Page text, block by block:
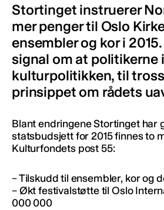
Stortinget instruerer
mer penger til Oslo
ensembler og kor i
signal om at politikerne
kulturpolitikken, til
prinsippet om rådets
Blant endringene Stortinget har
statsbudsjett for 2015 finnes to
Kulturfondets post 55:
– Tilskudd til ensembler, kor og
– Økt festivalstøtte til Oslo
000 000